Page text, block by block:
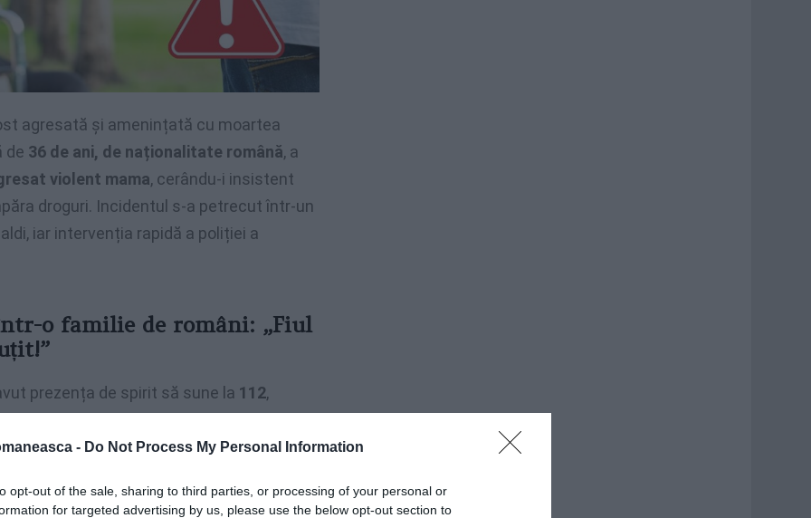
- Do Not Process My Personal Information
opt-out of the sale, sharing to third parties, or processing of your personal or
for targeted advertising by us, please use the below opt-out section to
agresată și amenințată cu moartea
de 36 de ani, de naționalitate română, a
violent mama, cerându-i insistent
droguri. Incidentul s-a petrecut într-un
iar intervenția rapidă a poliției a
o familie de români: „Fiul
prezența de spirit să sune la 112,
era
fiul său – cu antecedente penale și
insistență, iar în momentul în care a fost
cataniatoday.it